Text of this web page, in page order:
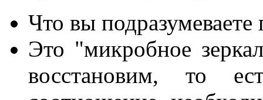
Что вы
Это "микробное
восстановим, то